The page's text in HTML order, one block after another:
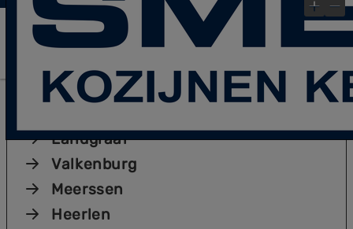
Bekijk gauw onze laatste Blog- Post! ×
Plaatsen
Landgraaf
Valkenburg
Meerssen
Heerlen